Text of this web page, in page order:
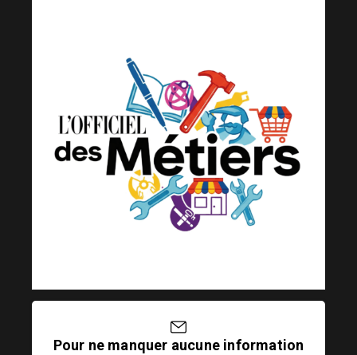
Pour ne manquer aucune information